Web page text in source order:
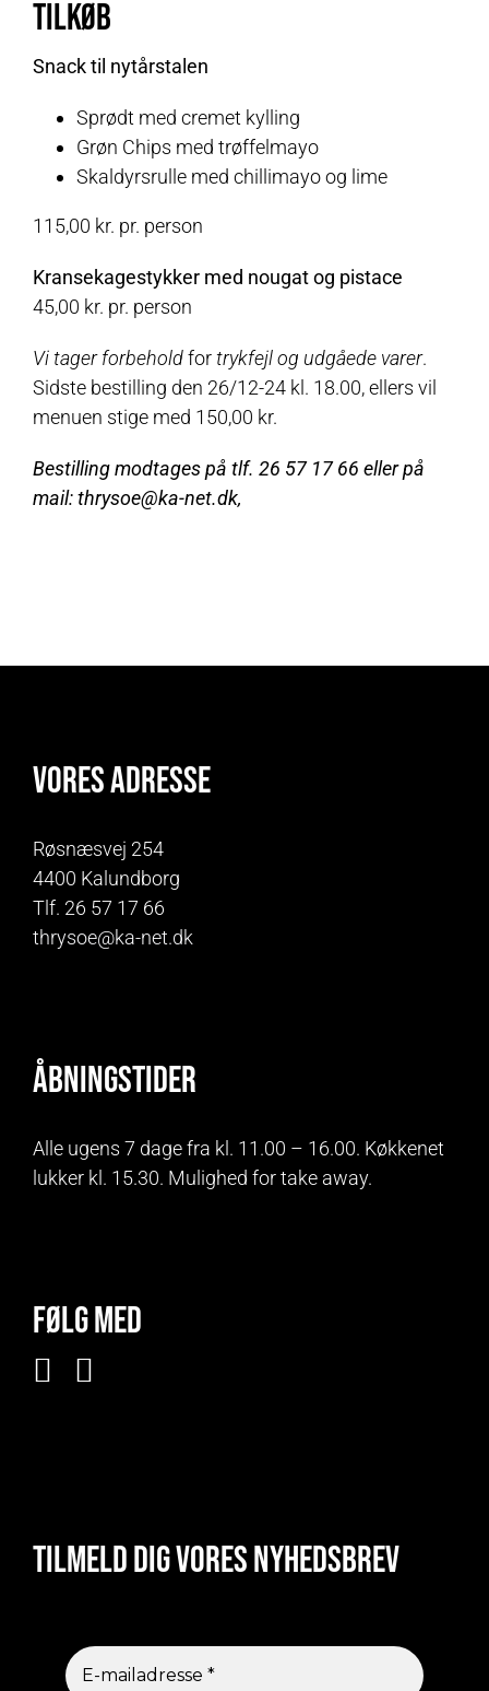
Tilkøb
Snack til nytårstalen
Sprødt med cremet kylling
Grøn Chips med trøffelmayo
Skaldyrsrulle med chillimayo og lime
115,00 kr. pr. person
Kransekagestykker med nougat og pistace
45,00 kr. pr. person
Vi tager forbeholdfortrykfejl og udgåede varer.
Sidste bestilling den 26/12-24 kl. 18.00,ellers vil
menuen stige med 150,00 kr.
Bestilling modtages på tlf. 26 57 17 66 eller på
mail:thrysoe@ka-net.dk,
Vores adresse
Røsnæsvej 254
4400 Kalundborg
Tlf. 26 57 17 66
thrysoe@ka-net.dk
Åbningstider
Alle ugens 7 dage fra kl. 11.00 – 16.00. Køkkenet
lukker kl. 15.30. Mulighed for take away.
Følg med
Tilmeld dig vores nyhedsbrev